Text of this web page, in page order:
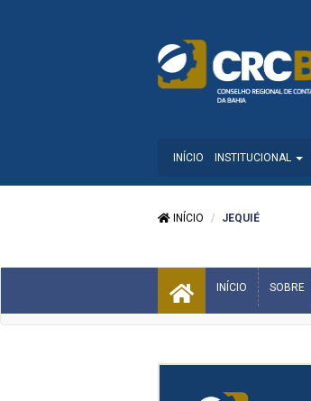
INÍCIO INSTITUCIONAL
INÍCIO JEQUIÉ
INÍCIO SOBRE